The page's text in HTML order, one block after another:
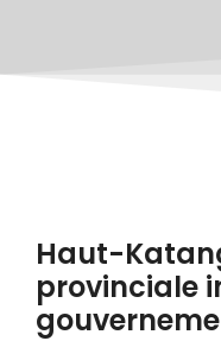
Haut-
provinciale